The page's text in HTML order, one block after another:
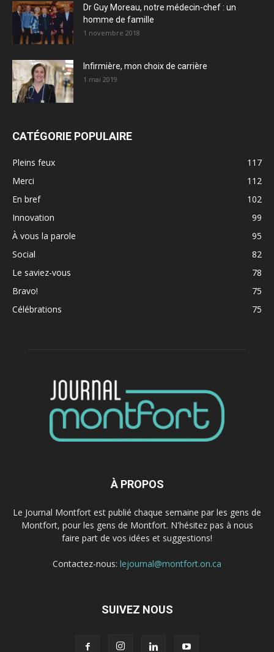
Dr Guy Moreau, notre médecin-chef : un
homme de famille
1 novembre 2018
Infirmière, mon choix de carrière
1 mai 2019
CATÉGORIE POPULAIRE
Pleins feux
117
Merci
112
En bref
102
Innovation
99
À vous la parole
95
Social
82
Le saviez-vous
78
Bravo!
75
Célébrations
75
À PROPOS
Le Journal Montfort est publié chaque semaine par les gens de
Montfort, pour les gens de Montfort. N'hésitez pas à nous
faire part de vos idées et suggestions!
Contactez-nous: lejournal@montfort.on.ca
SUIVEZ NOUS